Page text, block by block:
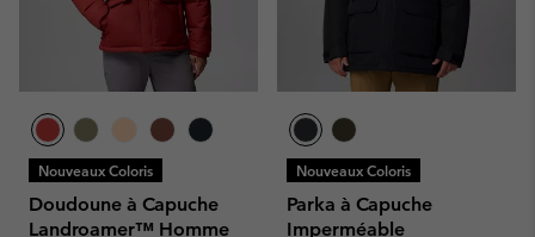
Nouveaux Coloris
Doudoune à Capuche
Landroamer™ Homme
Nouveaux Coloris
Parka à Capuche
Imperméable